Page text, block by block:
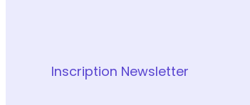
Inscription Newsletter